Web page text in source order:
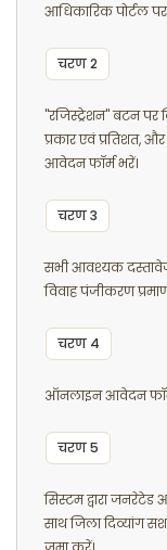
आधिकारिक पोर्टल
चरण 2
"रजिस्ट्रेशन" बटन
प्रकार एवं प्रतिशत,
आवेदन फॉर्म भरें।
चरण 3
सभी आवश्यक दस्तावेजों
विवाह पंजीकरण
चरण 4
ऑनलाइन आवेदन
चरण 5
सिस्टम द्वारा
साथ जिला दिव्यांग